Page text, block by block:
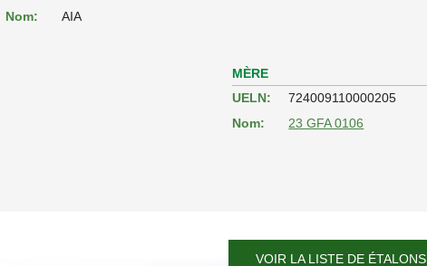
Nom:
AIA
MÈRE
UELN:
724009110000205
Nom:
23 GFA 0106
VOIR LA LISTE DE ÉTALONS